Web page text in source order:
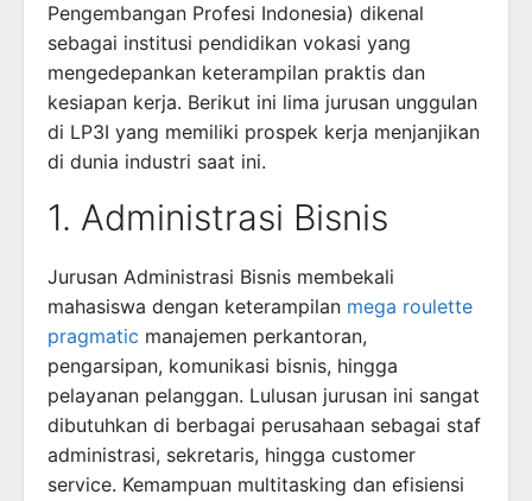
Pengembangan Profesi Indonesia) dikenal
sebagai institusi pendidikan vokasi yang
mengedepankan keterampilan praktis dan
kesiapan kerja. Berikut ini lima jurusan unggulan
di LP3I yang memiliki prospek kerja menjanjikan
di dunia industri saat ini.
1. Administrasi Bisnis
Jurusan Administrasi Bisnis membekali
mahasiswa dengan keterampilan mega roulette
pragmatic manajemen perkantoran,
pengarsipan, komunikasi bisnis, hingga
pelayanan pelanggan. Lulusan jurusan ini sangat
dibutuhkan di berbagai perusahaan sebagai staf
administrasi, sekretaris, hingga customer
service. Kemampuan multitasking dan efisiensi